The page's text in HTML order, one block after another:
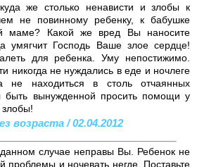
же столько ненависти и злобы к
не повинному ребенку, к бабушке
маме? Какой же вред Вы наносите
умягчит Господь Ваше злое сердце!
для ребенка. Уму непостижимо.
не нуждались в еде и ночлеге
не находиться в столь отчаянных
быть вынужденной просить помощи у
возраста / 02.04.2012
случае неправы Вы. Ребенок не
проблемы и ночевать негде. Поставьте